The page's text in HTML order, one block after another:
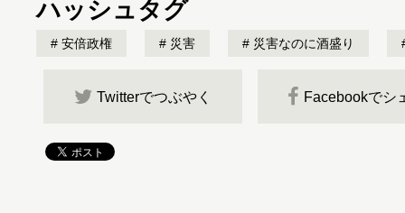
ハッシュタグ
安倍政権 災害 災害なのに酒盛り
Twitterでつぶやく Facebookでシ